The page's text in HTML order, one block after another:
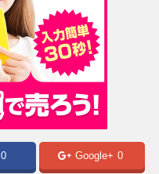
0 Google+ 0